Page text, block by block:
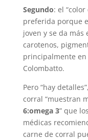
Segundo: el
preferida porque
joven y se da
carotenos,
principalmente en
Colombatto.
Pero “hay
corral “muestran
6:omega 3” que
médicas
carne de corral